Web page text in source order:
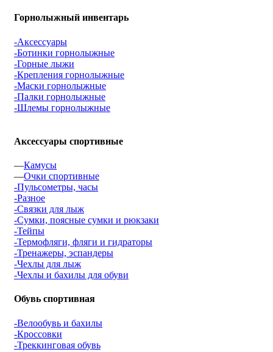
Горнолыжный инвентарь
-Аксессуары
-Ботинки горнолыжные
-Горные лыжи
-Крепления горнолыжные
-Маски горнолыжные
-Палки горнолыжные
-Шлемы горнолыжные
Аксессуары спортивные
—Камусы
—Очки спортивные
-Пульсометры, часы
-Разное
-Связки для лыж
-Сумки, поясные сумки и рюкзаки
-Тейпы
-Термофляги, фляги и гидраторы
-Тренажеры, эспандеры
-Чехлы для лыж
-Чехлы и бахилы для обуви
Обувь спортивная
-Велообувь и бахилы
-Кроссовки
-Треккинговая обувь